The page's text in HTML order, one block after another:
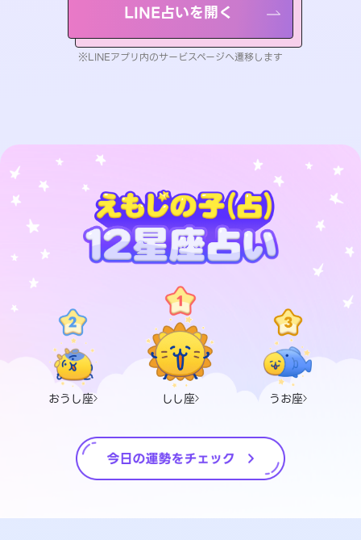
LINE占いを開く
※LINEアプリ内のサービスページへ遷移します
おうし座 しし座 うお座